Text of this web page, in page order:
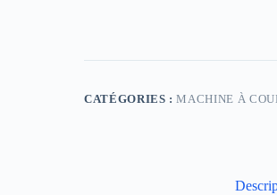
CATÉGORIES :MACHINE À